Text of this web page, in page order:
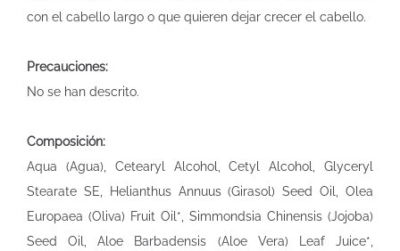
con el cabello largo o que quieren dejar crecer el cabello.
Precauciones:
No se han descrito.
Composición:
Aqua (Agua), Cetearyl Alcohol, Cetyl Alcohol, Glyceryl
Stearate SE, Helianthus Annuus (Girasol) Seed Oil, Olea
Europaea (Oliva) Fruit Oil*, Simmondsia Chinensis (Jojoba)
Seed Oil, Aloe Barbadensis (Aloe Vera) Leaf Juice*,